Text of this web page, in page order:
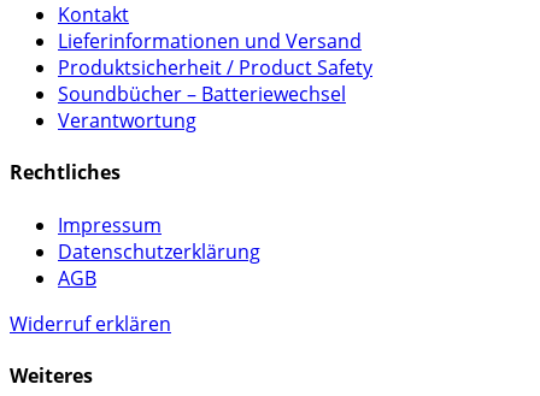
Kontakt
Lieferinformationen und Versand
Produktsicherheit / Product Safety
Soundbücher – Batteriewechsel
Verantwortung
Rechtliches
Impressum
Datenschutzerklärung
AGB
Widerruf erklären
Weiteres